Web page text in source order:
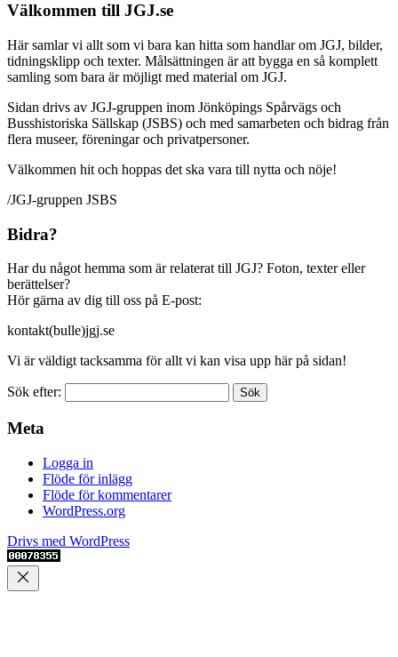
Välkommen till JGJ.se
Här samlar vi allt som vi bara kan hitta som handlar om JGJ, bilder,
tidningsklipp och texter. Målsättningen är att bygga en så komplett
samling som bara är möjligt med material om JGJ.
Sidan drivs av JGJ-gruppen inom Jönköpings Spårvägs och
Busshistoriska Sällskap (JSBS) och med samarbeten och bidrag från
flera museer, föreningar och privatpersoner.
Välkommen hit och hoppas det ska vara till nytta och nöje!
/JGJ-gruppen JSBS
Bidra?
Har du något hemma som är relaterat till JGJ? Foton, texter eller
berättelser?
Hör gärna av dig till oss på E-post:
kontakt(bulle)jgj.se
Vi är väldigt tacksamma för allt vi kan visa upp här på sidan!
Sök efter:
Meta
Logga in
Flöde för inlägg
Flöde för kommentarer
WordPress.org
Drivs med WordPress